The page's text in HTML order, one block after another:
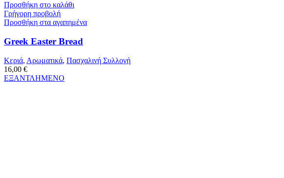
Προσθήκη στο καλάθι
Γρήγορη προβολή
Προσθήκη στα αγαπημένα
Greek Easter Bread
Κεριά, Αρωματικά, Πασχαλινή Συλλογή
16,00 €
ΕΞΑΝΤΛΗΜΕΝΟ